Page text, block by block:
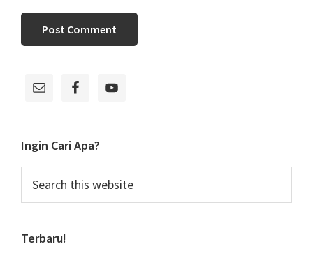
Primary
Ingin Cari Apa?
this
Terbaru!